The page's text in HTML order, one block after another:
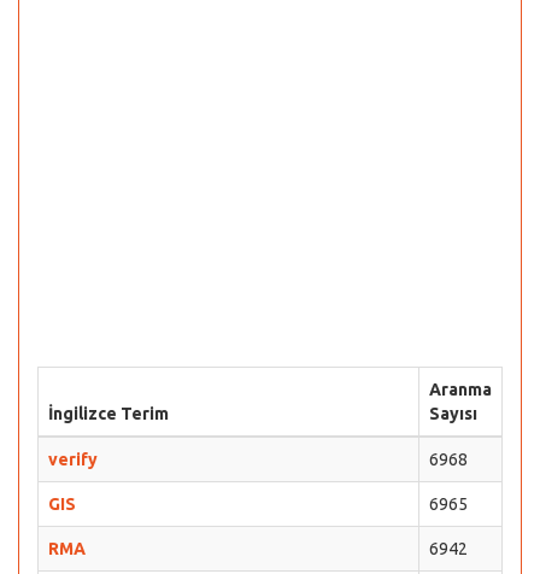
İngilizce Terim
Aranma
Sayısı
verify 6968
GIS 6965
RMA 6942